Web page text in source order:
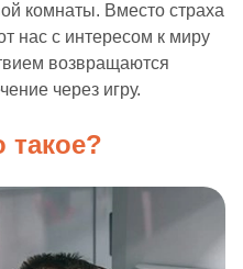
комнаты. Вместо страха
нас с интересом к миру
возвращаются
через игру.
такое?